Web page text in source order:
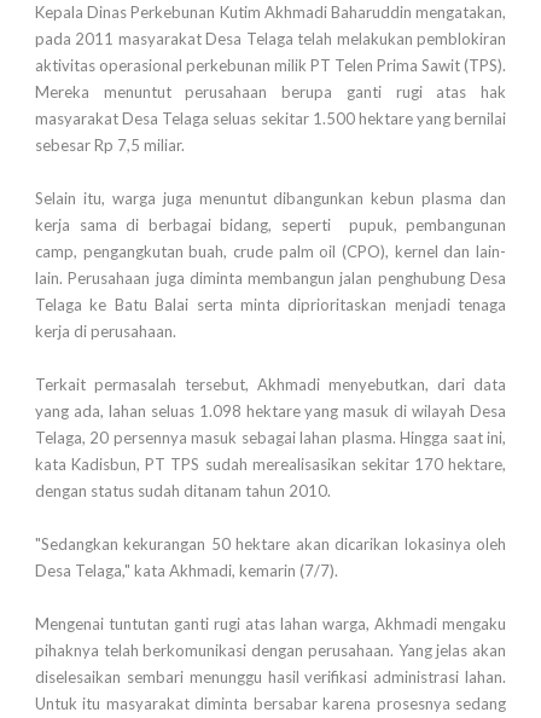
Kepala Dinas Perkebunan Kutim Akhmadi Baharuddin mengatakan,
pada 2011 masyarakat Desa Telaga telah melakukan pemblokiran
aktivitas operasional perkebunan milik PT Telen Prima Sawit (TPS).
Mereka menuntut perusahaan berupa ganti rugi atas hak
masyarakat Desa Telaga seluas sekitar 1.500 hektare yang bernilai
sebesar Rp 7,5 miliar.
Selain itu, warga juga menuntut dibangunkan kebun plasma dan
kerja sama di berbagai bidang, seperti pupuk, pembangunan
camp, pengangkutan buah, crude palm oil (CPO), kernel dan lain-
lain. Perusahaan juga diminta membangun jalan penghubung Desa
Telaga ke Batu Balai serta minta diprioritaskan menjadi tenaga
kerja di perusahaan.
Terkait permasalah tersebut, Akhmadi menyebutkan, dari data
yang ada, lahan seluas 1.098 hektare yang masuk di wilayah Desa
Telaga, 20 persennya masuk sebagai lahan plasma. Hingga saat ini,
kata Kadisbun, PT TPS sudah merealisasikan sekitar 170 hektare,
dengan status sudah ditanam tahun 2010.
"Sedangkan kekurangan 50 hektare akan dicarikan lokasinya oleh
Desa Telaga," kata Akhmadi, kemarin (7/7).
Mengenai tuntutan ganti rugi atas lahan warga, Akhmadi mengaku
pihaknya telah berkomunikasi dengan perusahaan. Yang jelas akan
diselesaikan sembari menunggu hasil verifikasi administrasi lahan.
Untuk itu masyarakat diminta bersabar karena prosesnya sedang